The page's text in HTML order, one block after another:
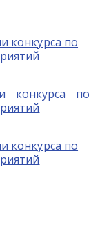
конкурса по
конкурса по
конкурса по